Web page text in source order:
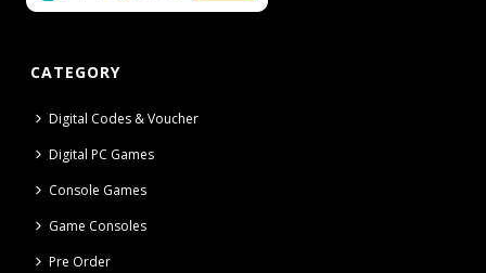
CATEGORY
Digital Codes & Voucher
Digital PC Games
Console Games
Game Consoles
Pre Order